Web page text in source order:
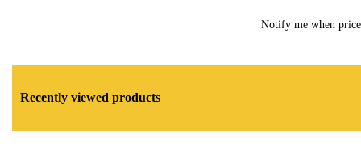
Notify me when
Recently viewed products